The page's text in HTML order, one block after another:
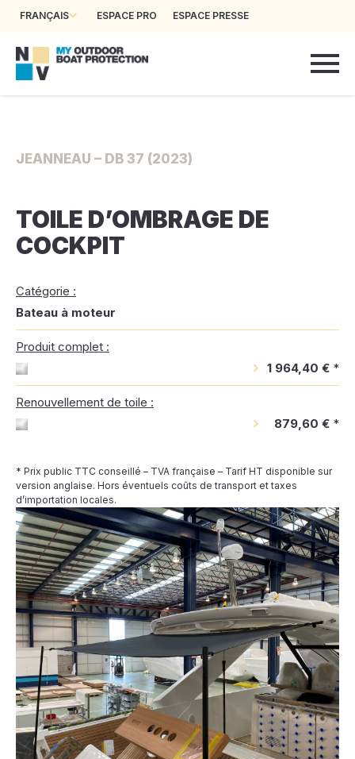
FRANÇAIS ESPACE PRO ESPACE PRESSE
JEANNEAU – DB 37 (2023)
TOILE D’OMBRAGE DE
COCKPIT
Catégorie :
Bateau à moteur
Produit complet :
1 964,40 € *
Renouvellement de toile :
879,60 € *
* Prix public TTC conseillé – TVA française – Tarif HT disponible sur
version anglaise. Hors éventuels coûts de transport et taxes
d’importation locales.